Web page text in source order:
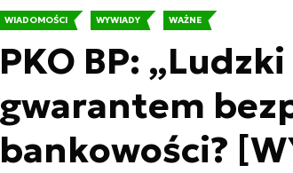
WIADOMOŚCI WYWIADY WAŻNE
PKO BP:
gwarantem
bankowości?